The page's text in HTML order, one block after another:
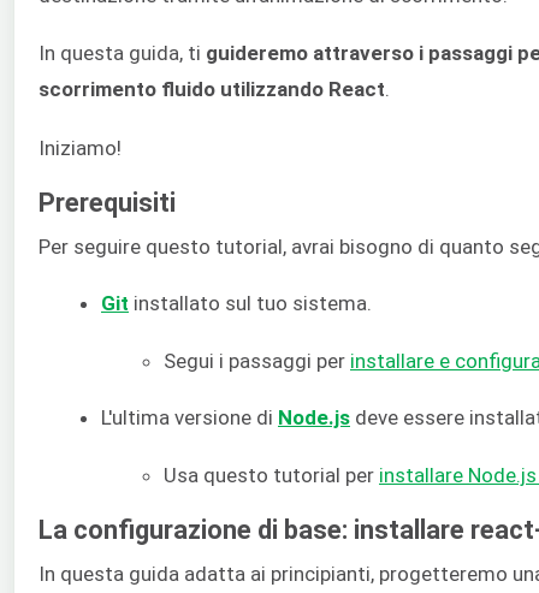
In questa guida, ti guideremo attraverso i passaggi
scorrimento fluido utilizzando React.
Iniziamo!
Prerequisiti
Per seguire questo tutorial, avrai bisogno di quanto
Git installato sul tuo sistema.
Segui i passaggi per installare e
L'ultima versione di Node.js deve essere
Usa questo tutorial per installare
La configurazione di base: installare
In questa guida adatta ai principianti, progetteremo